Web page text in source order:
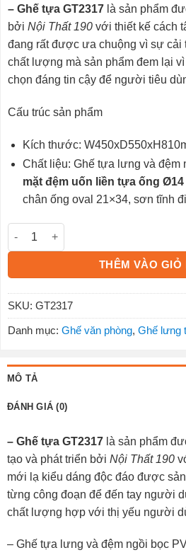
– Ghế tựa GT2317 là sản phẩm
bởi Nội Thất 190 với thiết kế cách
đang rất được ưa chuộng vì sự cải
chất lượng mà sản phẩm đem lại
chọn đáng tin cậy để người tiêu
Cấu trúc sản phẩm
Kích thước:
Chất liệu: Ghế tựa lưng và đệm
mặt đệm uốn liền tựa ống Ø14
chân ống oval 21×34, sơn tĩnh
Ghế tựa GT2317 số lượng
THÊM VÀO GIỎ
SKU: GT2317
Danh mục: Ghế văn phòng, Ghế lưng
MÔ TẢ
ĐÁNH GIÁ (0)
– Ghế tựa GT2317 là sản phẩm
tạo và phát triển bởi Nội Thất 190
mới lạ kiểu dáng độc đáo được
từng công đoạn để đến tay người
chất lượng hợp với thị yếu người
– Ghế tựa lưng và đệm ngồi bọc